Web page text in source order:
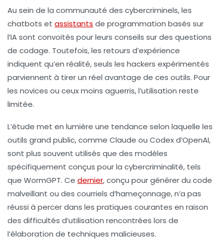
Au sein de la communauté des cybercriminels, les
chatbots et assistants de programmation basés sur
l’IAsont convoités pour leurs conseils sur des questions
de codage. Toutefois, les retours d’expérience
indiquent qu’en réalité, seuls les hackers expérimentés
parviennent à tirer un réel avantage de ces outils. Pour
les novices ou ceux moins aguerris, l’utilisation reste
limitée.
L’étude met en lumière une tendance selon laquelle les
outils grand public, comme Claude ou Codex d’OpenAI,
sont plus souvent utilisés que des modèles
spécifiquement conçus pour la cybercriminalité, tels
que WormGPT. Ce dernier, conçu pour générer du code
malveillant ou des courriels d’hameçonnage, n’a pas
réussi à percer dans les pratiques courantes en raison
des difficultés d’utilisation rencontrées lors de
l’élaboration de techniques malicieuses.